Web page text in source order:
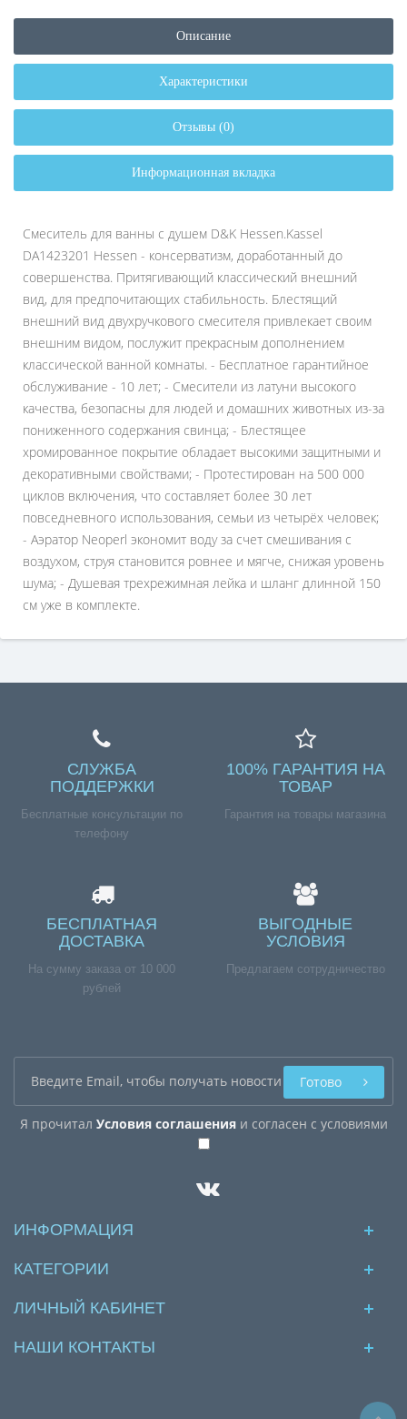
Описание
Характеристики
Отзывы (0)
Информационная вкладка
Смеситель для ванны с душем D&K Hessen.Kassel
DA1423201 Hessen - консерватизм, доработанный до
совершенства. Притягивающий классический внешний
вид, для предпочитающих стабильность. Блестящий
внешний вид двухручкового смесителя привлекает своим
внешним видом, послужит прекрасным дополнением
классической ванной комнаты. - Бесплатное гарантийное
обслуживание - 10 лет; - Смесители из латуни высокого
качества, безопасны для людей и домашних животных из-за
пониженного содержания свинца; - Блестящее
хромированное покрытие обладает высокими защитными и
декоративными свойствами; - Протестирован на 500 000
циклов включения, что составляет более 30 лет
повседневного использования, семьи из четырёх человек;
- Аэратор Neoperl экономит воду за счет смешивания с
воздухом, струя становится ровнее и мягче, снижая уровень
шума; - Душевая трехрежимная лейка и шланг длинной 150
см уже в комплекте.
СЛУЖБА
ПОДДЕРЖКИ
Бесплатные консультации по
телефону
100% ГАРАНТИЯ НА
ТОВАР
Гарантия на товары магазина
БЕСПЛАТНАЯ
ДОСТАВКА
На сумму заказа от 10 000
рублей
ВЫГОДНЫЕ
УСЛОВИЯ
Предлагаем сотрудничество
Я прочитал Условия соглашенияи согласен с условиями
Готово
ИНФОРМАЦИЯ
КАТЕГОРИИ
ЛИЧНЫЙ КАБИНЕТ
НАШИ КОНТАКТЫ